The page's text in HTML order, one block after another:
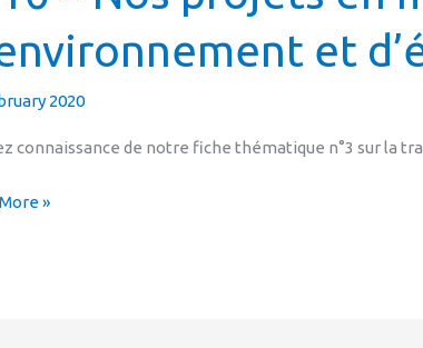
et
2020
connaissance de notre fiche thématique n°3 sur la
»